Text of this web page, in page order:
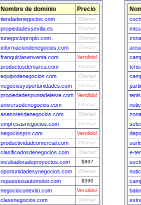
Nombre de dominio Precio
tiendadenegocios.com Ofertar!
propiedadessevilla.es Ofertar!
tunegociopropio.com Ofertar!
informaciondenegocios.com Ofertar!
franquiciasenventa.com Vendido!
productosdemarca.com Ofertar!
equipodenegocios.com Ofertar!
negociosyoportunidades.com Ofertar!
propiedadespuntadeleste.com Vendido!
universodenegocios.com Ofertar!
asesoresdenegocios.com Ofertar!
empresasnegocios.com Ofertar!
negociospro.com Vendido!
productividadcomercial.com Ofertar!
clasificadosdenegocios.com Ofertar!
incubadoradeproyectos.com $897
oportunidadesynegocios.com Ofertar!
repuestosautomotor.com $590
negocioconexito.com Vendido!
clasenegocios.com Ofertar!
e-